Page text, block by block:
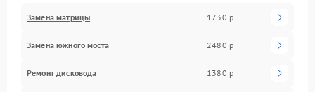
Замена матрицы 1730 р
Замена южного моста 2480 р
Ремонт дисковода 1380 р